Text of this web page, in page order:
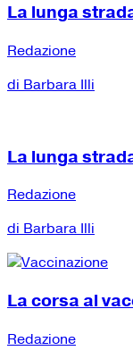
La lunga
Redazione
di Barbara Illi
La lunga
Redazione
di Barbara Illi
La corsa al
Redazione